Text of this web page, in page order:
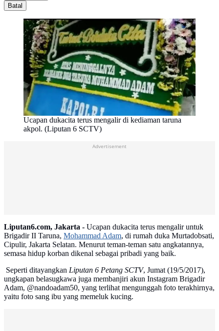
Batal
Ucapan dukacita terus mengalir di kediaman taruna
akpol. (Liputan 6 SCTV)
Advertisement
Liputan6.com, Jakarta - Ucapan dukacita terus mengalir untuk
Brigadir II Taruna, Mohammad Adam, di rumah duka Murtadobsati,
Cipulir, Jakarta Selatan. Menurut teman-teman satu angkatannya,
semasa hidup korban dikenal sebagai pribadi yang baik.
Seperti ditayangkan Liputan 6 Petang SCTV, Jumat (19/5/2017),
ungkapan belasugkawa juga membanjiri akun Instagram Brigadir
Adam, @nandoadam50, yang terlihat mengunggah foto terakhirnya,
yaitu foto sang ibu yang memeluk kucing.